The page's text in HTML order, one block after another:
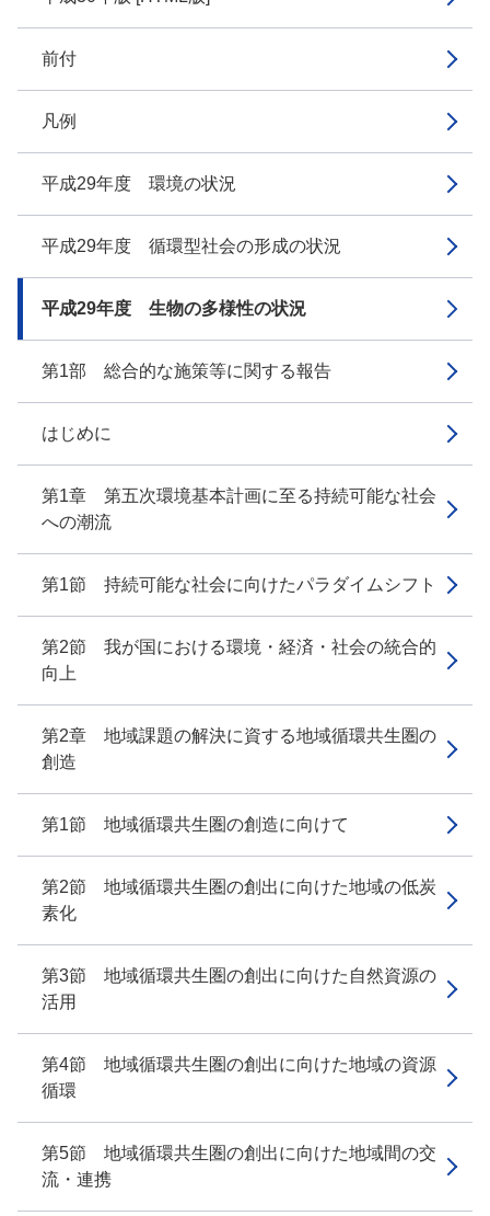
前付
凡例
平成29年度 環境の状況
平成29年度 循環型社会の形成の状況
平成29年度 生物の多様性の状況
第1部 総合的な施策等に関する報告
はじめに
第1章 第五次環境基本計画に至る持続可能な社会
への潮流
第1節 持続可能な社会に向けたパラダイムシフト
第2節 我が国における環境・経済・社会の統合的
向上
第2章 地域課題の解決に資する地域循環共生圏の
創造
第1節 地域循環共生圏の創造に向けて
第2節 地域循環共生圏の創出に向けた地域の低炭
素化
第3節 地域循環共生圏の創出に向けた自然資源の
活用
第4節 地域循環共生圏の創出に向けた地域の資源
循環
第5節 地域循環共生圏の創出に向けた地域間の交
流・連携